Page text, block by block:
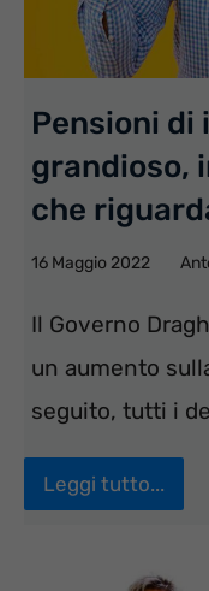
Pensioni di
grandioso,
che
16 Maggio 2022
Il Governo
un aumento
seguito, tutti i
Leggi tutto...